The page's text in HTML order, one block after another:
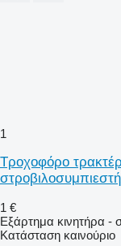
1
Τροχοφόρο
1 €
Εξάρτημα κινητήρα -
Κατάσταση καινούριο